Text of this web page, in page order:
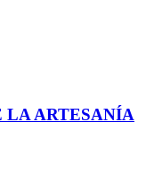
LA ARTESANÍA